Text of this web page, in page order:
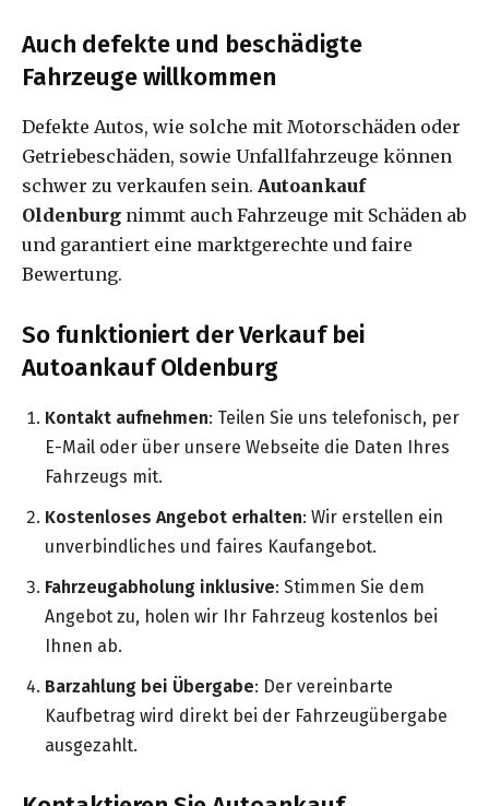
Auch defekte und beschädigte
Fahrzeuge willkommen
Defekte Autos, wie solche mit Motorschäden oder
Getriebeschäden, sowie Unfallfahrzeuge können
schwer zu verkaufen sein. Autoankauf
Oldenburg nimmt auch Fahrzeuge mit Schäden ab
und garantiert eine marktgerechte und faire
Bewertung.
So funktioniert der Verkauf bei
Autoankauf Oldenburg
Kontakt aufnehmen: Teilen Sie uns telefonisch, per
E-Mail oder über unsere Webseite die Daten Ihres
Fahrzeugs mit.
Kostenloses Angebot erhalten: Wir erstellen ein
unverbindliches und faires Kaufangebot.
Fahrzeugabholung inklusive: Stimmen Sie dem
Angebot zu, holen wir Ihr Fahrzeug kostenlos bei
Ihnen ab.
Barzahlung bei Übergabe: Der vereinbarte
Kaufbetrag wird direkt bei der Fahrzeugübergabe
ausgezahlt.